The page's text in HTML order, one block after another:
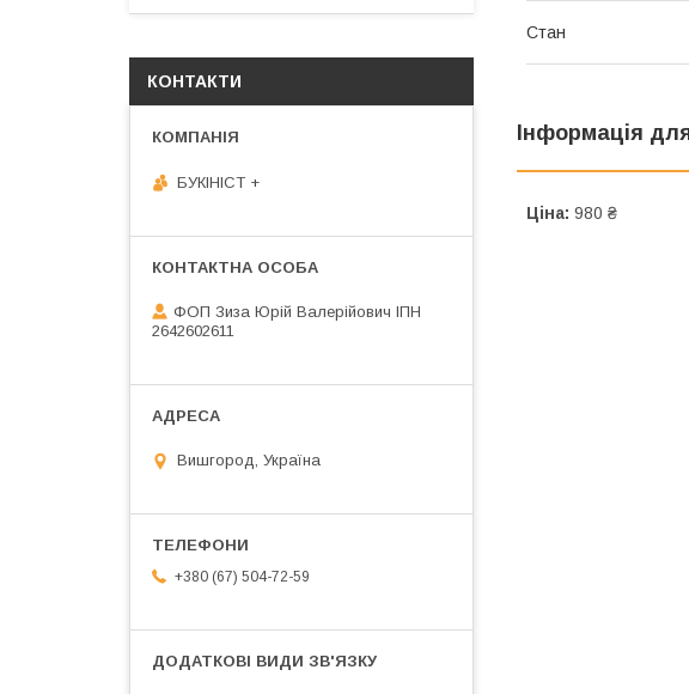
Стан
Інформація
Ціна: 980 ₴
КОНТАКТИ
БУКІНІСТ +
ФОП Зиза Юрій Валерійович ІПН
2642602611
Вишгород, Україна
+380 (67) 504-72-59